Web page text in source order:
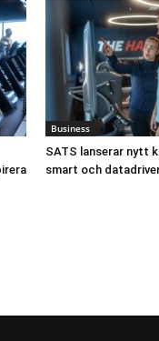
Business
SATS lanserar nytt
smart och